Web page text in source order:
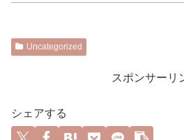
Uncategorized
スポンサーリ
シェアする